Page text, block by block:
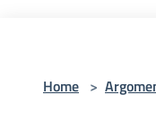
Home >